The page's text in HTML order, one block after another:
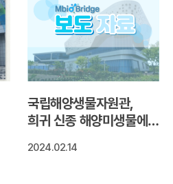
국립해양생물자원관,
희귀 신종 해양미생물에서
천연색소‘지아잔틴’색소
2024.02.14